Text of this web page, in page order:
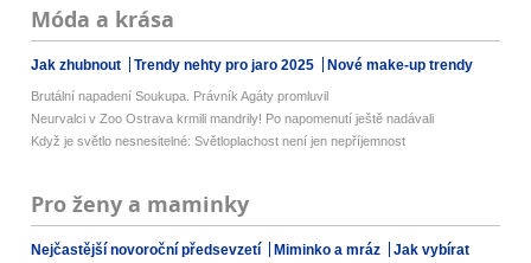
Móda a krása
Jak zhubnout Trendy nehty pro jaro 2025 Nové make-up trendy
Brutální napadení Soukupa. Právník Agáty promluvil
Neurvalci v Zoo Ostrava krmili mandrily! Po napomenutí ještě nadávali
Když je světlo nesnesitelné: Světloplachost není jen nepříjemnost
Pro ženy a maminky
Nejčastější novoroční předsevzetí Miminko a mráz
Jak vybírat